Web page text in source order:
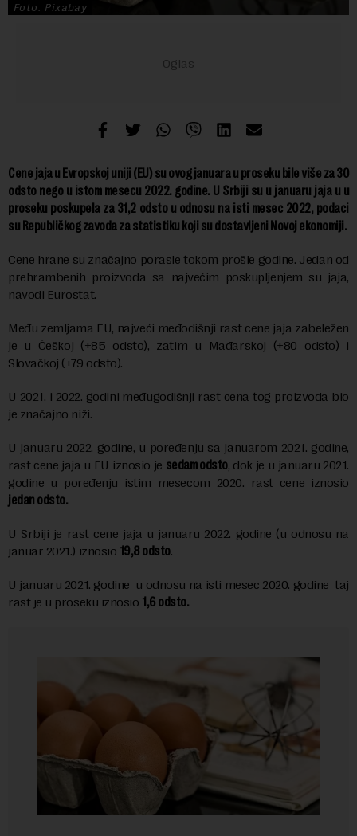
Foto: Pixabay
Cene jaja u Evropskoj uniji (EU) su ovog januara u proseku bile više za 30
odsto nego u istom mesecu 2022. godine. U Srbiji su u januaru jaja u u
proseku poskupela za 31,2 odsto u odnosu na isti mesec 2022, podaci
su Republičkog zavoda za statistiku koji su dostavljeni Novoj ekonomiji.
Cene hrane su značajno porasle tokom prošle godine. Jedan od
prehrambenih proizvoda sa najvećim poskupljenjem su jaja,
navodi Eurostat.
Među zemljama EU, najveći međodišnji rast cene jaja zabeležen
je u Češkoj (+85 odsto), zatim u Mađarskoj (+80 odsto) i
Slovačkoj (+79 odsto).
U 2021. i 2022. godini međugodišnji rast cena tog proizvoda bio
je značajno niži.
U januaru 2022. godine, u poređenju sa januarom 2021. godine,
rast cene jaja u EU iznosio je sedam odsto, dok je u januaru 2021.
godine u poređenju istim mesecom 2020. rast cene iznosio
jedan odsto.
U Srbiji je rast cene jaja u januaru 2022. godine (u odnosu na
januar 2021.) iznosio 19,8 odsto.
U januaru 2021. godine u odnosu na isti mesec 2020. godine taj
rast je u proseku iznosio 1,6 odsto.